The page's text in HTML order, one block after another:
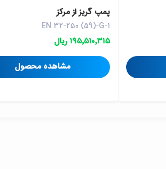
پمپ گريز از مرکز
EN 32-250 (59)-G-1
۱۹۵٬۵۱۰٬۳۱۵ ریال
مشاهده محصول